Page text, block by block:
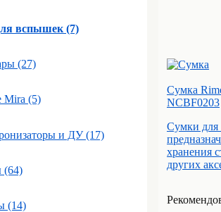
вспышек (7)
(27)
Mira (5)
и ДУ (17)
(64)
(14)
Сумка
NCBF0203
Сумки для
хранения
других